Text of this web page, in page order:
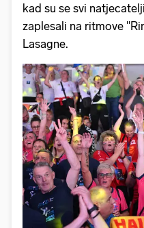
kad su se svi
zaplesali na ritmove
Lasagne.